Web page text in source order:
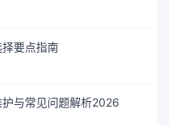
要点指南
与常见问题解析2026